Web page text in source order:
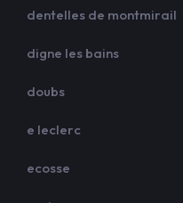
dentelles de montmirail
digne les bains
doubs
e leclerc
ecosse